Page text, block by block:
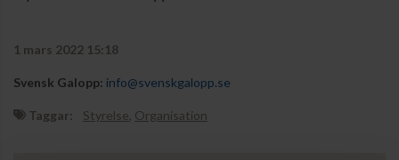
1 mars 2022 15:18
Svensk Galopp: info@svenskgalopp.se
Taggar: Styrelse Organisation